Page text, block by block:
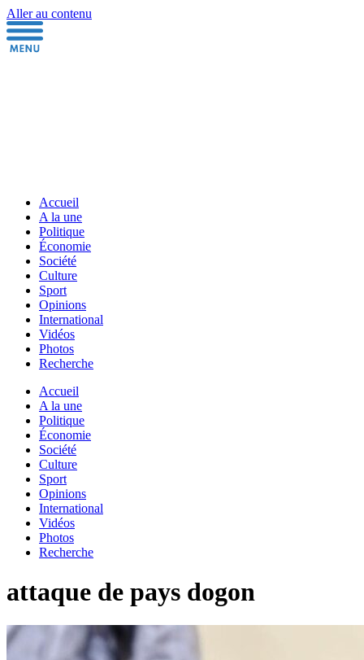
Aller au contenu
Accueil
A la une
Politique
Économie
Société
Culture
Sport
Opinions
International
Vidéos
Photos
Recherche
Accueil
A la une
Politique
Économie
Société
Culture
Sport
Opinions
International
Vidéos
Photos
Recherche
attaque de pays dogon